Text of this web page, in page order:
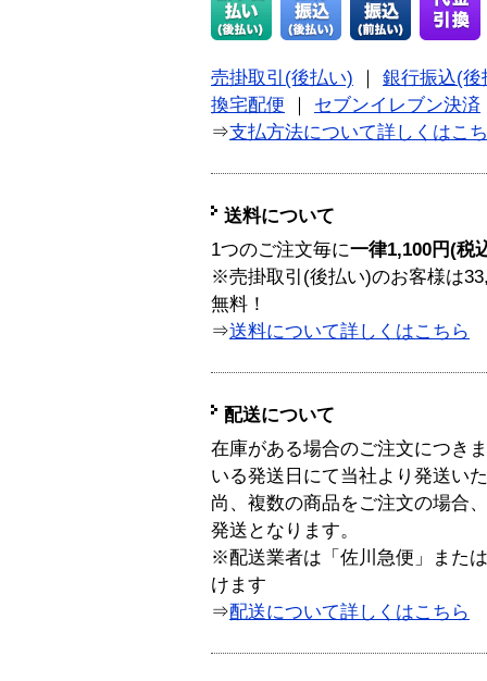
売掛取引(後払い)
銀行振込(後
換宅配便
セブンイレブン決済
⇒支払方法について詳しくはこ
送料について
1つのご注文毎に一律1,100円(税
※売掛取引(後払い)のお客様は
無料！
⇒送料について詳しくはこちら
配送について
在庫がある場合のご注文につき
いる発送日にて当社より発送い
尚、複数の商品をご注文の場合
発送となります。
※配送業者は「佐川急便」また
けます
⇒配送について詳しくはこちら